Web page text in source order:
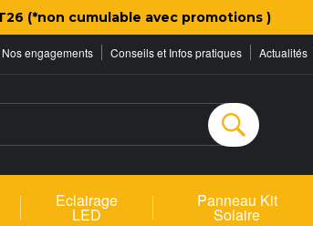
(*non cumulable avec promotions )
Nos engagements Conseils et Infos pratiques Actualités
Rechercher
Eclairage
LED
Panneau Kit
Solaire